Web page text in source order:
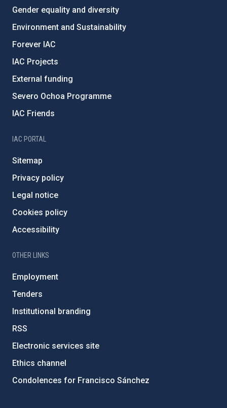
Gender equality and diversity
Environment and Sustainability
Forever IAC
IAC Projects
External funding
Severo Ochoa Programme
IAC Friends
IAC PORTAL
Sitemap
Privacy policy
Legal notice
Cookies policy
Accessibility
OTHER LINKS
Employment
Tenders
Institutional branding
RSS
Electronic services site
Ethics channel
Condolences for Francisco Sánchez